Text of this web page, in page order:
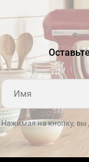
Нажимая на кнопку, вы